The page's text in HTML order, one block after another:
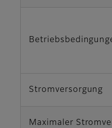
Stromversorgung
Maximaler